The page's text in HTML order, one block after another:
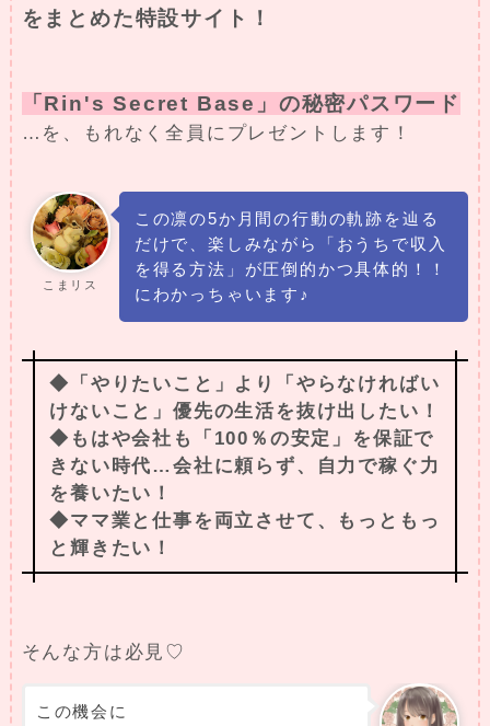
をまとめた特設サイト！
「Rin's Secret Base」の秘密パスワード
…を、もれなく全員にプレゼントします！
こまリス
この凛の5か月間の行動の軌跡を辿る
だけで、楽しみながら「おうちで収入
を得る方法」が圧倒的かつ具体的！！
にわかっちゃいます♪
◆「やりたいこと」より「やらなければい
けないこと」優先の生活を抜け出したい！
◆もはや会社も「100％の安定」を保証で
きない時代…会社に頼らず、自力で稼ぐ力
を養いたい！
◆ママ業と仕事を両立させて、もっともっ
と輝きたい！
そんな方は必見♡
この機会に